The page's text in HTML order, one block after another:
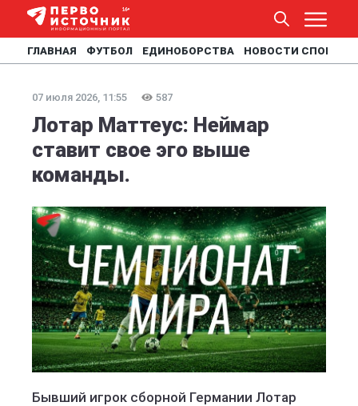
ГЛАВНАЯ ФУТБОЛ ЕДИНОБОРСТВА НОВОСТИ СПОРТА
07 июля 2026, 11:55 587
Лотар Маттеус: Неймар
ставит свое эго выше
команды.
Бывший игрок сборной Германии Лотар